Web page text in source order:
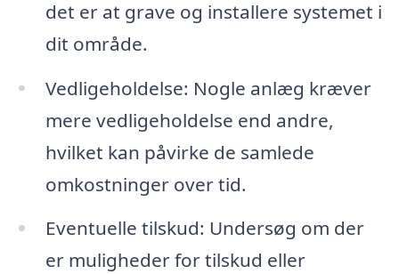
det er at grave og installere systemet i
dit område.
Vedligeholdelse: Nogle anlæg kræver
mere vedligeholdelse end andre,
hvilket kan påvirke de samlede
omkostninger over tid.
Eventuelle tilskud: Undersøg om der
er muligheder for tilskud eller